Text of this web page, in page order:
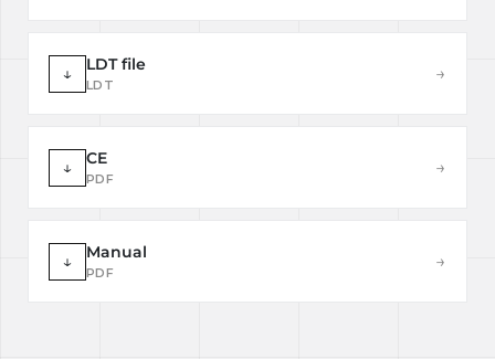
↓ LDT file
LDT
→
↓ CE
PDF
→
↓ Manual
PDF
→